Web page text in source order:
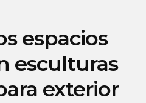
espacios
esculturas
exterior